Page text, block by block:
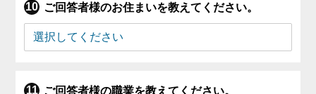
ご回答者様のお住まいを教えてください。
ご回答者様の職業を教えてください。